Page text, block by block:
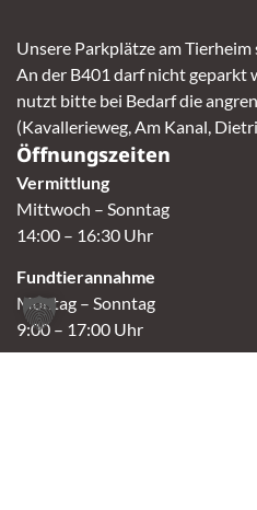
Unsere Parkplätze am Tierheim
An der B401 darf nicht geparkt
nutzt bitte bei Bedarf die
(Kavallerieweg, Am Kanal,
Öffnungszeiten
Vermittlung
Mittwoch – Sonntag
14:00 – 16:30 Uhr
Fundtierannahme
Montag – Sonntag
9:00 – 17:00 Uhr